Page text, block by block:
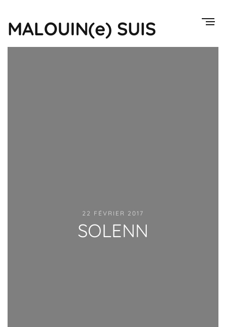
MALOUIN(e) SUIS
22 FÉVRIER 2017
SOLENN